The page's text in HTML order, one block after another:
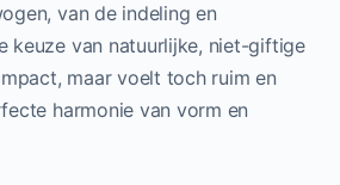
van de indeling en
keuze van natuurlijke, niet-giftige
maar voelt toch ruim en
harmonie van vorm en